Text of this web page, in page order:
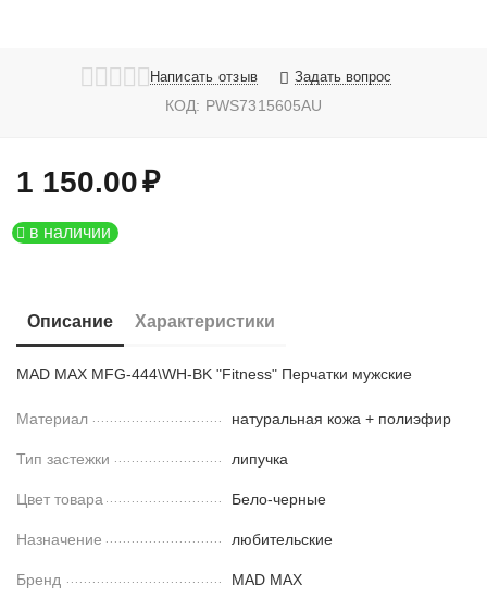
Написать отзыв Задать вопрос
КОД: PWS7315605AU
1 150.00₽
в наличии
Описание Характеристики
MAD MAX MFG-444\WH-BK "Fitness" Перчатки мужские
Материал натуральная кожа + полиэфир
Тип застежки липучка
Цвет товара Бело-черные
Назначение любительские
Бренд MAD MAX